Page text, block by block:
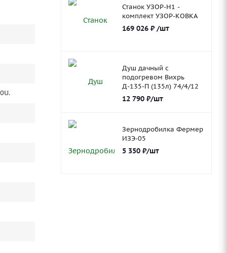
Станок УЗОР-Н1 -
комплект УЗОР-КОВКА
169 026₽ /шт
Душ дачный с
подогревом Вихрь
Д-135-П (135л) 74/4/12
12 790₽/шт
Зернодробилка Фермер
ИЗЭ-05
5 350₽/шт